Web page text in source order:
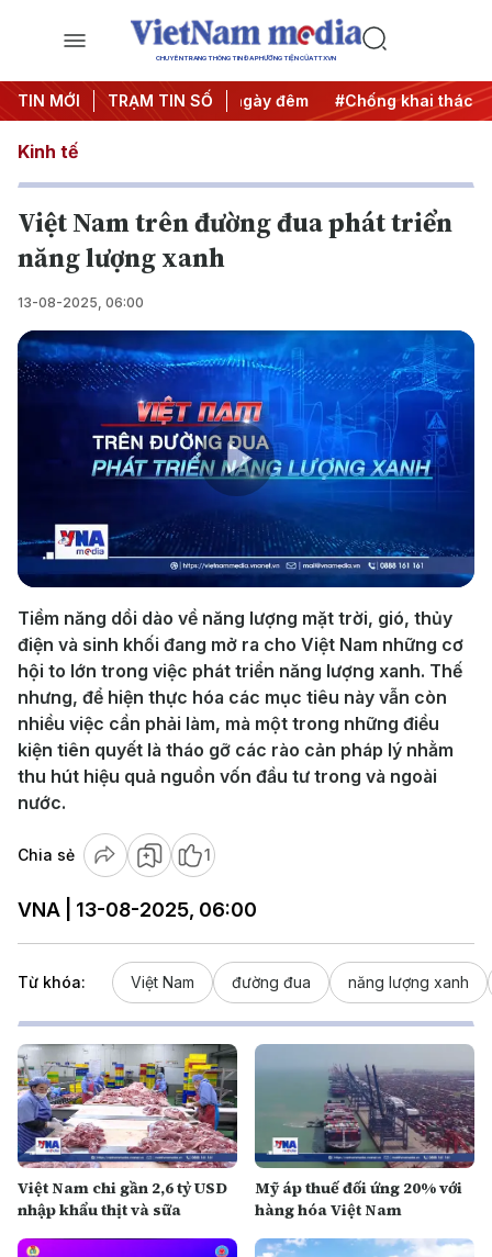
CHUYÊN TRANG THÔNG TIN ĐA PHƯƠNG TIỆN CỦA TTXVN
TIN MỚI TRẠM TIN SỐ
#Chiến dịch 500 ngày đêm #Chống khai thác IUU
Kinh tế
Việt Nam trên đường đua phát triển
năng lượng xanh
13-08-2025, 06:00
Play
Video
Tiềm năng dồi dào về năng lượng mặt trời, gió, thủy
điện và sinh khối đang mở ra cho Việt Nam những cơ
hội to lớn trong việc phát triển năng lượng xanh. Thế
nhưng, để hiện thực hóa các mục tiêu này vẫn còn
nhiều việc cần phải làm, mà một trong những điều
kiện tiên quyết là tháo gỡ các rào cản pháp lý nhằm
thu hút hiệu quả nguồn vốn đầu tư trong và ngoài
nước.
Chia sẻ 1
VNA | 13-08-2025, 06:00
Từ khóa: Việt Nam đường đua năng lượng xanh
Việt Nam chi gần 2,6 tỷ USD
nhập khẩu thịt và sữa
Mỹ áp thuế đối ứng 20% với
hàng hóa Việt Nam